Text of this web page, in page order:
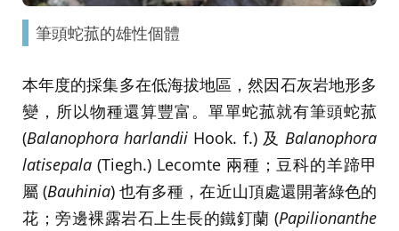
筆頭蛇菰的雄性個體
本年度的採集多在低海拔地區，然因石灰岩地形多
變，所以物種還算豐富。單單蛇菰就有筆頭蛇菰
(Balanophora harlandii Hook. f.) 及Balanophora
latisepala (Tiegh.) Lecomte 兩種；豆科的羊蹄甲
屬 (Bauhinia) 也有多種，在近山頂處還開著綠色的
花；旁邊裸露岩石上生長的鐵釘蘭 (Papilionanthe